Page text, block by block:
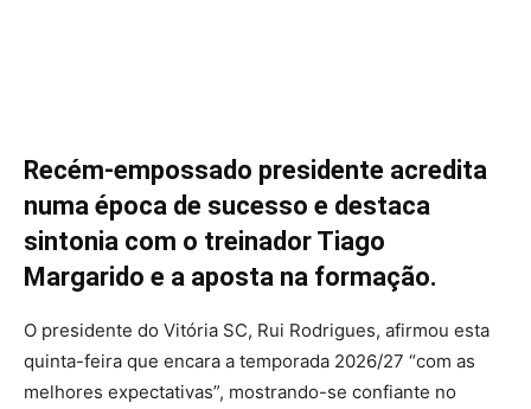
Recém-empossado presidente acredita
numa época de sucesso e destaca
sintonia com o treinador Tiago
Margarido e a aposta na formação.
O presidente do Vitória SC, Rui Rodrigues, afirmou esta
quinta-feira que encara a temporada 2026/27 “com as
melhores expectativas”, mostrando-se confiante no